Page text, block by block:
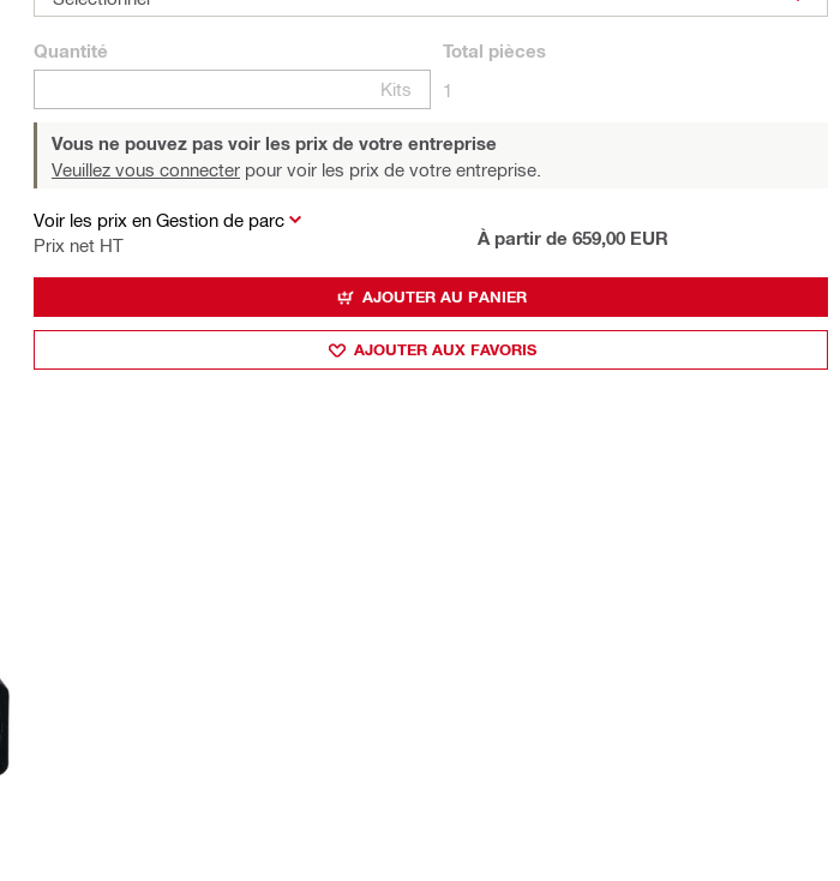
Quantité
Kits
Total pièces
1
Vous ne pouvez pas voir les prix de votre entreprise
Veuillez vous connecter pour voir les prix de votre entreprise.
Voir les prix en Gestion de parc
Prix net HT
À partir de 659,00 EUR
AJOUTER AU PANIER
AJOUTER AUX FAVORIS